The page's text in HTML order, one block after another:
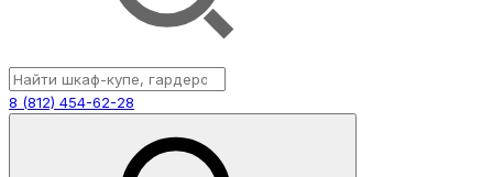
8 (812) 454-62-28